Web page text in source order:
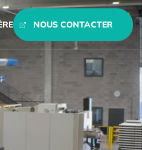
NOUS CONTACTER